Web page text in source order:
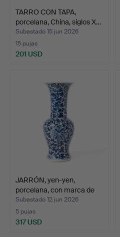
TARRO CON TAPA,
porcelana, China, siglos X…
Subastado 15 jun 2026
15 pujas
201 USD
JARRÓN, yen-yen,
porcelana, con marca de
K…
Subastado 12 jun 2026
5 pujas
317 USD